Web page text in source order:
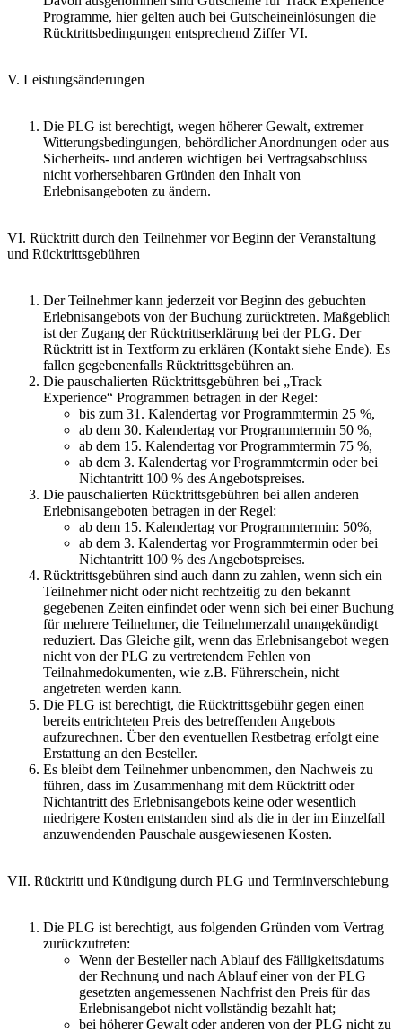
Programme, hier gelten auch bei Gutscheineinlösungen die
Rücktrittsbedingungen entsprechend Ziffer VI.
V. Leistungsänderungen
Die PLG ist berechtigt, wegen höherer Gewalt, extremer
Witterungsbedingungen, behördlicher Anordnungen oder aus
Sicherheits- und anderen wichtigen bei Vertragsabschluss
nicht vorhersehbaren Gründen den Inhalt von
Erlebnisangeboten zu ändern.
VI. Rücktritt durch den Teilnehmer vor Beginn der Veranstaltung
und Rücktrittsgebühren
Der Teilnehmer kann jederzeit vor Beginn des gebuchten
Erlebnisangebots von der Buchung zurücktreten. Maßgeblich
ist der Zugang der Rücktrittserklärung bei der PLG. Der
Rücktritt ist in Textform zu erklären (Kontakt siehe Ende). Es
fallen gegebenenfalls Rücktrittsgebühren an.
Die pauschalierten Rücktrittsgebühren bei „Track
Experience“ Programmen betragen in der Regel:
bis zum 31. Kalendertag vor Programmtermin 25 %,
ab dem 30. Kalendertag vor Programmtermin 50 %,
ab dem 15. Kalendertag vor Programmtermin 75 %,
ab dem 3. Kalendertag vor Programmtermin oder bei
Nichtantritt 100 % des Angebotspreises.
Die pauschalierten Rücktrittsgebühren bei allen anderen
Erlebnisangeboten betragen in der Regel:
ab dem 15. Kalendertag vor Programmtermin: 50%,
ab dem 3. Kalendertag vor Programmtermin oder bei
Nichtantritt 100 % des Angebotspreises.
Rücktrittsgebühren sind auch dann zu zahlen, wenn sich ein
Teilnehmer nicht oder nicht rechtzeitig zu den bekannt
gegebenen Zeiten einfindet oder wenn sich bei einer Buchung
für mehrere Teilnehmer, die Teilnehmerzahl unangekündigt
reduziert. Das Gleiche gilt, wenn das Erlebnisangebot wegen
nicht von der PLG zu vertretendem Fehlen von
Teilnahmedokumenten, wie z.B. Führerschein, nicht
angetreten werden kann.
Die PLG ist berechtigt, die Rücktrittsgebühr gegen einen
bereits entrichteten Preis des betreffenden Angebots
aufzurechnen. Über den eventuellen Restbetrag erfolgt eine
Erstattung an den Besteller.
Es bleibt dem Teilnehmer unbenommen, den Nachweis zu
führen, dass im Zusammenhang mit dem Rücktritt oder
Nichtantritt des Erlebnisangebots keine oder wesentlich
niedrigere Kosten entstanden sind als die in der im Einzelfall
anzuwendenden Pauschale ausgewiesenen Kosten.
VII. Rücktritt und Kündigung durch PLG und Terminverschiebung
Die PLG ist berechtigt, aus folgenden Gründen vom Vertrag
zurückzutreten:
Wenn der Besteller nach Ablauf des Fälligkeitsdatums
der Rechnung und nach Ablauf einer von der PLG
gesetzten angemessenen Nachfrist den Preis für das
Erlebnisangebot nicht vollständig bezahlt hat;
bei höherer Gewalt oder anderen von der PLG nicht zu